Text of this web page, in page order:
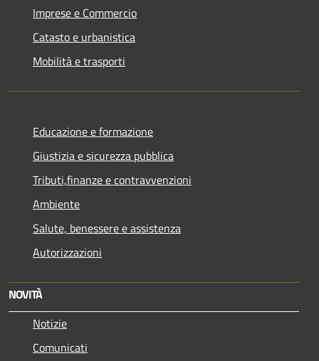
Imprese e Commercio
Catasto e urbanistica
Mobilità e trasporti
Educazione e formazione
Giustizia e sicurezza pubblica
Tributi,finanze e contravvenzioni
Ambiente
Salute, benessere e assistenza
Autorizzazioni
NOVITÀ
Notizie
Comunicati